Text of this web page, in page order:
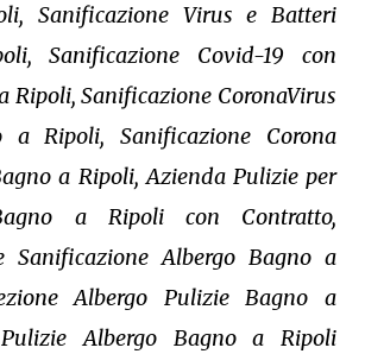
Sanificazione Virus e Batteri
Sanificazione Covid-19 con
Ripoli, Sanificazione CoronaVirus
a Ripoli, Sanificazione Corona
a Ripoli, Azienda Pulizie per
a Ripoli con Contratto,
Sanificazione Albergo Bagno a
Albergo Pulizie Bagno a
Albergo Bagno a Ripoli